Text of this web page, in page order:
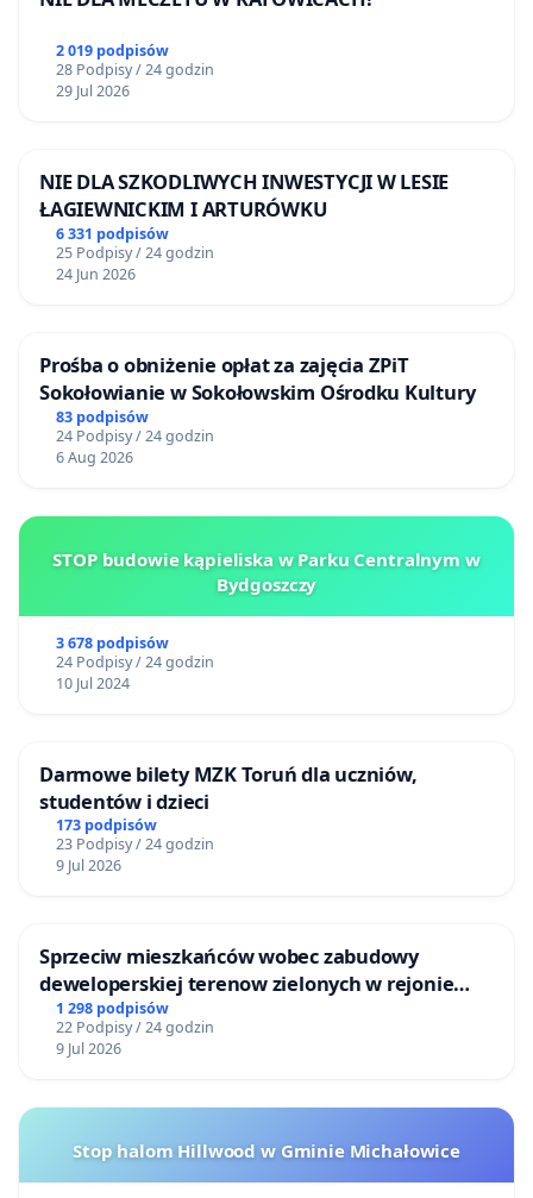
2 019 podpisów
28 Podpisy / 24 godzin
29 Jul 2026
NIE DLA SZKODLIWYCH INWESTYCJI W LESIE
ŁAGIEWNICKIM I ARTURÓWKU
6 331 podpisów
25 Podpisy / 24 godzin
24 Jun 2026
Prośba o obniżenie opłat za zajęcia ZPiT
Sokołowianie w Sokołowskim Ośrodku Kultury
83 podpisów
24 Podpisy / 24 godzin
6 Aug 2026
STOP budowie kąpieliska w Parku Centralnym w
Bydgoszczy
3 678 podpisów
24 Podpisy / 24 godzin
10 Jul 2024
Darmowe bilety MZK Toruń dla uczniów,
studentów i dzieci
173 podpisów
23 Podpisy / 24 godzin
9 Jul 2026
Sprzeciw mieszkańców wobec zabudowy
deweloperskiej terenow zielonych w rejonie
Bulwarów Straceńskich w Bielsku-Białej
1 298 podpisów
22 Podpisy / 24 godzin
9 Jul 2026
Stop halom Hillwood w Gminie Michałowice